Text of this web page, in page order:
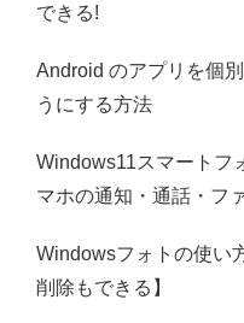
できる!
Android のアプリを個
うにする方法
Windows11スマートフ
マホの通知・通話・フ
Windowsフォトの使い
削除もできる】